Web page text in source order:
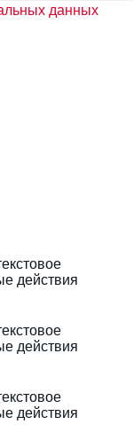
данных
действия
действия
действия